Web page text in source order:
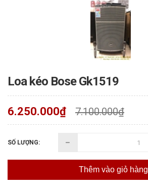
Loa kéo Bose Gk1519
6.250.000₫ 7.100.000₫
SỐ LƯỢNG:
Thêm vào giỏ hàng